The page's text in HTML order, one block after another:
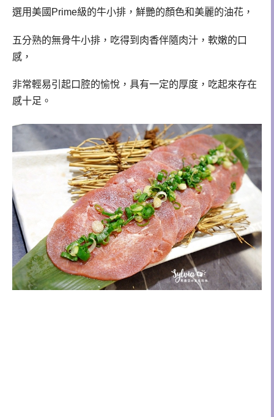
選用美國Prime級的牛小排，鮮艷的顏色和美麗的油花，
五分熟的無骨牛小排，吃得到肉香伴隨肉汁，軟嫩的口
感，
非常輕易引起口腔的愉悅，具有一定的厚度，吃起來存在
感十足。